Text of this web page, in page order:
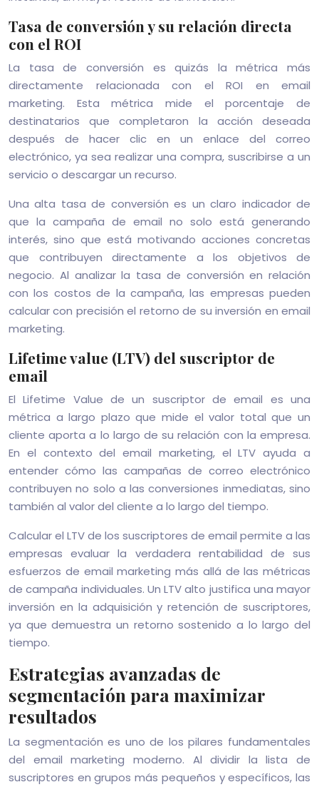
Tasa de conversión y su relación directa
con el ROI
La tasa de conversión es quizás la métrica más
directamente relacionada con el ROI en email
marketing. Esta métrica mide el porcentaje de
destinatarios que completaron la acción deseada
después de hacer clic en un enlace del correo
electrónico, ya sea realizar una compra, suscribirse a un
servicio o descargar un recurso.
Una alta tasa de conversión es un claro indicador de
que la campaña de email no solo está generando
interés, sino que está motivando acciones concretas
que contribuyen directamente a los objetivos de
negocio. Al analizar la tasa de conversión en relación
con los costos de la campaña, las empresas pueden
calcular con precisión el retorno de su inversión en email
marketing.
Lifetime value (LTV) del suscriptor de
email
El Lifetime Value de un suscriptor de email es una
métrica a largo plazo que mide el valor total que un
cliente aporta a lo largo de su relación con la empresa.
En el contexto del email marketing, el LTV ayuda a
entender cómo las campañas de correo electrónico
contribuyen no solo a las conversiones inmediatas, sino
también al valor del cliente a lo largo del tiempo.
Calcular el LTV de los suscriptores de email permite a las
empresas evaluar la verdadera rentabilidad de sus
esfuerzos de email marketing más allá de las métricas
de campaña individuales. Un LTV alto justifica una mayor
inversión en la adquisición y retención de suscriptores,
ya que demuestra un retorno sostenido a lo largo del
tiempo.
Estrategias avanzadas de
segmentación para maximizar
resultados
La segmentación es uno de los pilares fundamentales
del email marketing moderno. Al dividir la lista de
suscriptores en grupos más pequeños y específicos, las